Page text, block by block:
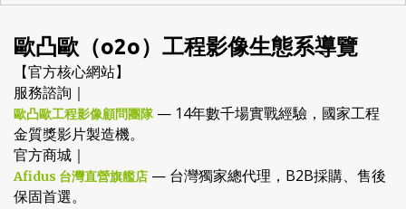
歐凸歐（o2o）工程影像生態系導覽
【官方核心網站】
服務諮詢｜
歐凸歐工程影像顧問團隊— 14年數千場實戰經驗，國家工程
金質獎影片製造機。
官方商城｜
Afidus 台灣直營旗艦店 — 台灣獨家總代理，B2B採購、售後
保固首選。